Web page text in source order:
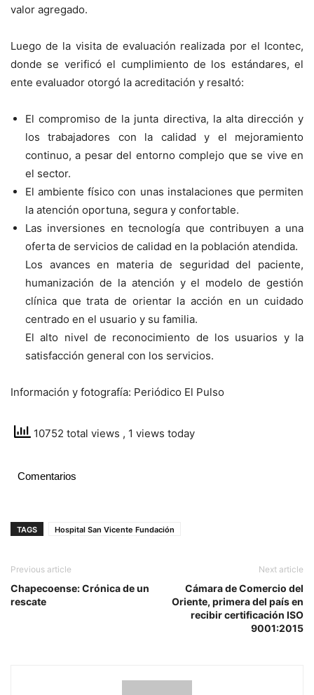
valor agregado.
Luego de la visita de evaluación realizada por el Icontec,
donde se verificó el cumplimiento de los estándares, el
ente evaluador otorgó la acreditación y resaltó:
El compromiso de la junta directiva, la alta dirección y
los trabajadores con la calidad y el mejoramiento
continuo, a pesar del entorno complejo que se vive en
el sector.
El ambiente físico con unas instalaciones que permiten
la atención oportuna, segura y confortable.
Las inversiones en tecnología que contribuyen a una
oferta de servicios de calidad en la población atendida.
Los avances en materia de seguridad del paciente,
humanización de la atención y el modelo de gestión
clínica que trata de orientar la acción en un cuidado
centrado en el usuario y su familia.
El alto nivel de reconocimiento de los usuarios y la
satisfacción general con los servicios.
Información y fotografía: Periódico El Pulso
10752 total views , 1 views today
Comentarios
TAGS Hospital San Vicente Fundación
Previous article
Chapecoense: Crónica de un
rescate
Next article
Cámara de Comercio del
Oriente, primera del país en
recibir certificación ISO
9001:2015